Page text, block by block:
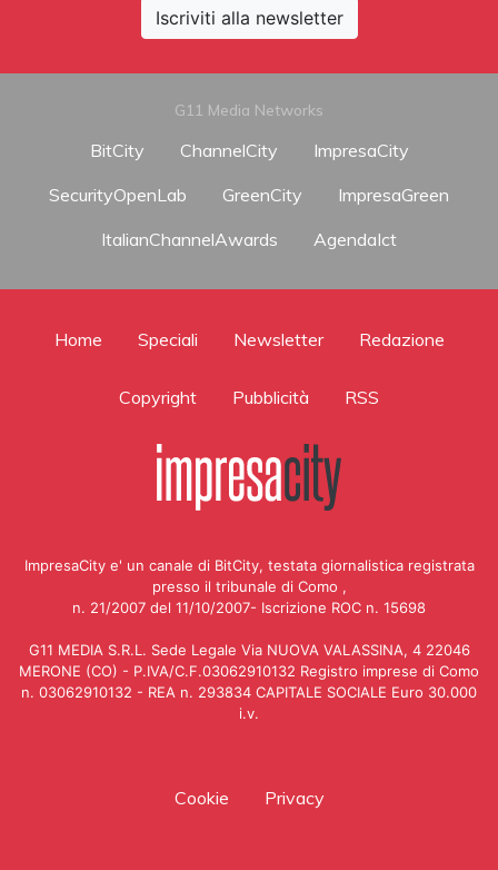
Iscriviti alla newsletter
G11 Media Networks
BitCity ChannelCity
ImpresaCity
SecurityOpenLab
GreenCity
ImpresaGreen
ItalianChannelAwards
AgendaIct
Home Speciali Newsletter Redazione
Copyright Pubblicità RSS
ImpresaCity e' un canale di BitCity, testata giornalistica registrata
presso il tribunale di Como ,
n. 21/2007 del 11/10/2007- Iscrizione ROC n. 15698
G11 MEDIA S.R.L. Sede Legale Via NUOVA VALASSINA, 4 22046
MERONE (CO) - P.IVA/C.F.03062910132 Registro imprese di Como
n. 03062910132 - REA n. 293834 CAPITALE SOCIALE Euro 30.000
i.v.
Cookie Privacy